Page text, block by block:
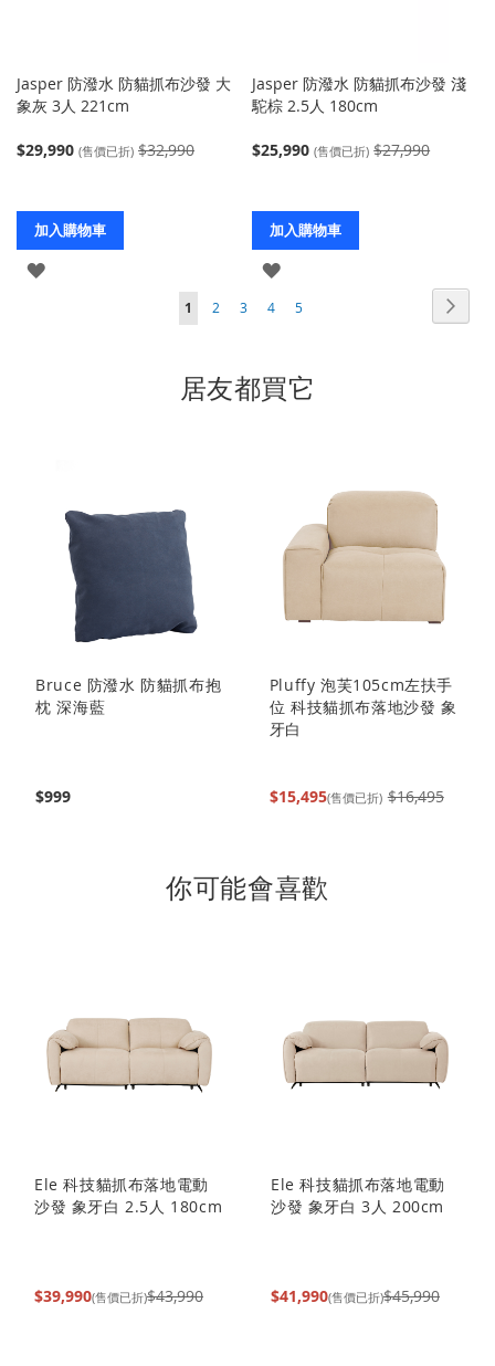
Jasper 防潑水 防貓抓布沙發 大
象灰 3人 221cm
$29,990 (售價已折) $32,990
加入購物車
登
Jasper 防潑水 防貓抓布沙發 淺
駝棕 2.5人 180cm
$25,990 (售價已折) $27,990
加入購物車
登
入
您
前
正
頁
1
頁
2
頁
3
頁
4
頁
5
居友都買它
Bruce 防潑水 防貓抓布抱
枕 深海藍
$999
Pluffy 泡芙105cm左扶手
位 科技貓抓布落地沙發 象
牙白
$15,495(售價已折) $16,495
你可能會喜歡
Ele 科技貓抓布落地電動
沙發 象牙白 2.5人 180cm
$39,990(售價已折)$43,990
Ele 科技貓抓布落地電動
沙發 象牙白 3人 200cm
$41,990(售價已折)$45,990